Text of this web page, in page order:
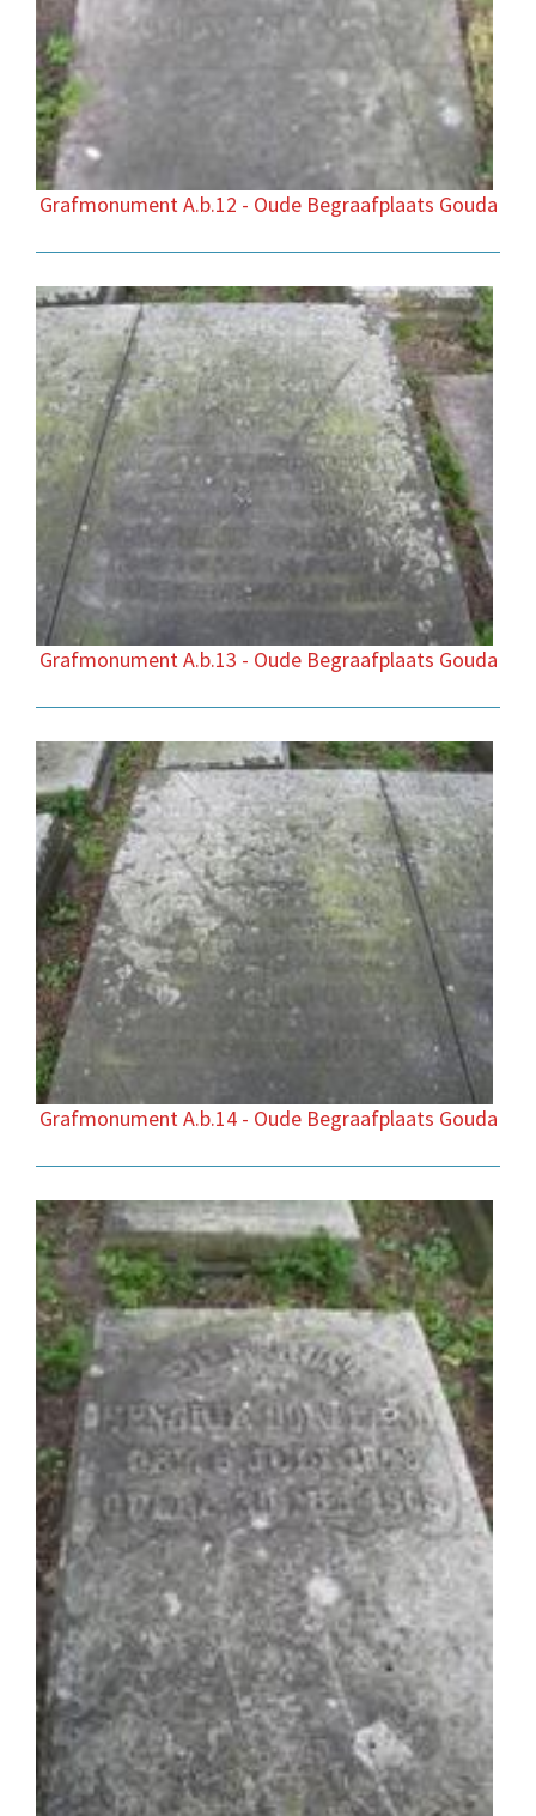
Grafmonument A.b.12 - Oude Begraafplaats Gouda
Grafmonument A.b.13 - Oude Begraafplaats Gouda
Grafmonument A.b.14 - Oude Begraafplaats Gouda